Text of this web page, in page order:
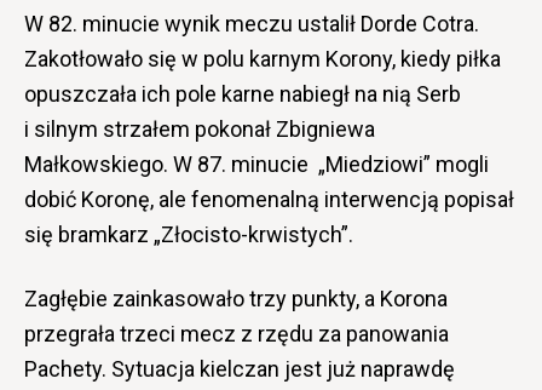
W 82. minucie wynik meczu ustalił Dorde Cotra.
Zakotłowało się w polu karnym Korony, kiedy piłka
opuszczała ich pole karne nabiegł na nią Serb
i silnym strzałem pokonał Zbigniewa
Małkowskiego. W 87. minucie „Miedziowi” mogli
dobić Koronę, ale fenomenalną interwencją popisał
się bramkarz „Złocisto-krwistych”.
Zagłębie zainkasowało trzy punkty, a Korona
przegrała trzeci mecz z rzędu za panowania
Pachety. Sytuacja kielczan jest już naprawdę